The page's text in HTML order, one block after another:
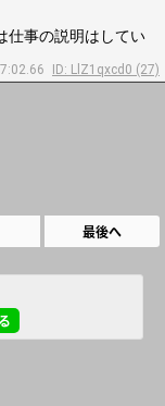
仕事の説明はしてい
ID: LlZ1qxcd0 (27)
最後へ